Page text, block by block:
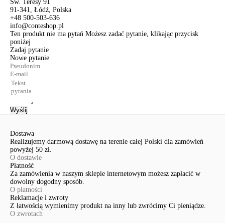
Św. Teresy 91
91-341, Łódź, Polska
+48 500-503-636
info@conteshop.pl
Ten produkt nie ma pytań Możesz zadać pytanie, klikając przycisk
poniżej
Zadaj pytanie
Nowe pytanie
Wyślij
Dostawa
Realizujemy darmową dostawę na terenie całej Polski dla zamówień
powyżej 50 zł.
O dostawie
Płatność
Za zamówienia w naszym sklepie internetowym możesz zapłacić w
dowolny dogodny sposób.
O płatności
Reklamacje i zwroty
Z łatwością wymienimy produkt na inny lub zwrócimy Ci pieniądze.
O zwrotach